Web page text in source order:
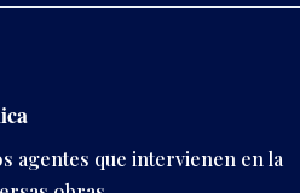
agentes que intervienen en la